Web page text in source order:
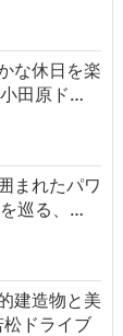
な休日を楽
田原ド…
まれたパワ
巡る、…
建造物と美
ドライブ